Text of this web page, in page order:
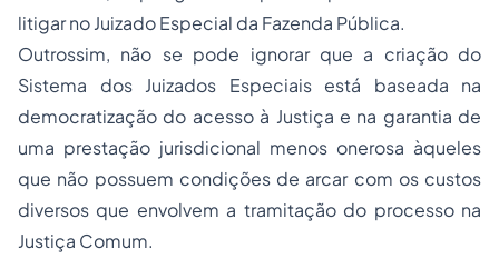
litigar no Juizado Especial da Fazenda Pública.
Outrossim, não se pode ignorar que a criação do
Sistema dos Juizados Especiais está baseada na
democratização do acesso à Justiça e na garantia de
uma prestação jurisdicional menos onerosa àqueles
que não possuem condições de arcar com os custos
diversos que envolvem a tramitação do processo na
Justiça Comum.